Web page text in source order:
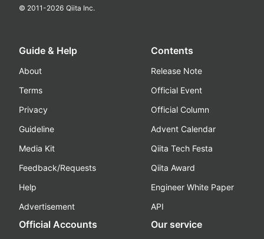
© 2011-2026 Qiita Inc.
Guide & Help
About
Terms
Privacy
Guideline
Media Kit
Feedback/Requests
Help
Advertisement
Contents
Release Note
Official Event
Official Column
Advent Calendar
Qiita Tech Festa
Qiita Award
Engineer White Paper
API
Official Accounts Our service